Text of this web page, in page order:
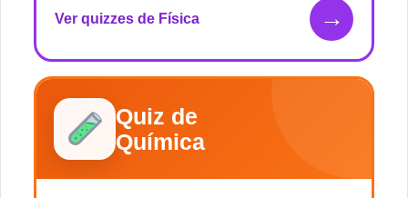
Ver quizzes de Física →
Quiz de
Química